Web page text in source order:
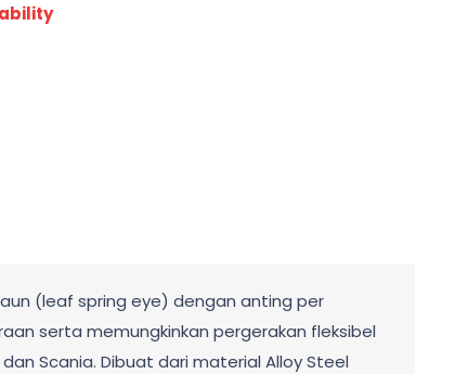
(leaf spring eye) dengan anting per
serta memungkinkan pergerakan fleksibel
Scania. Dibuat dari material Alloy Steel